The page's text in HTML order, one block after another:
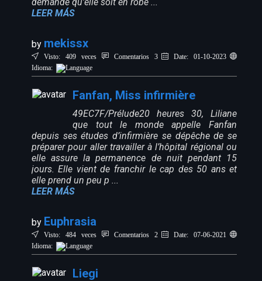
LEER MÁS
by mekissx
Visto: 409 veces Comentarios 3
Date: 01-10-2023
Idioma:
Fanfan, Miss infirmière
49EC7F/Prélude20 heures 30, Liliane
que tout le monde appelle Fanfan
depuis ses études d’infirmière se dépêche de se
préparer pour aller travailler à l’hôpital régional ou
elle assure la permanence de nuit pendant 15
jours. Elle vient de franchir le cap des 50 ans et
elle prend un peu p ...
LEER MÁS
by Euphrasia
Visto: 484 veces Comentarios 2
Date: 07-06-2021
Idioma:
Liegi